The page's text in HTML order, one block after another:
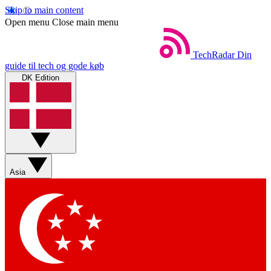
Skip to main content
Open menu Close main menu
TechRadar Din
guide til tech og gode køb
DK Edition
Asia